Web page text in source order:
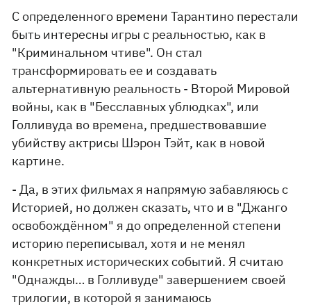
С определенного времени Тарантино перестали
быть интересны игры с реальностью, как в
"Криминальном чтиве". Он стал
трансформировать ее и создавать
альтернативную реальность - Второй Мировой
войны, как в "Бесславных ублюдках", или
Голливуда во времена, предшествовавшие
убийству актрисы Шэрон Тэйт, как в новой
картине.
- Да, в этих фильмах я напрямую забавляюсь с
Историей, но должен сказать, что и в "Джанго
освобождённом" я до определенной степени
историю переписывал, хотя и не менял
конкретных исторических событий. Я считаю
"Однажды… в Голливуде" завершением своей
трилогии, в которой я занимаюсь